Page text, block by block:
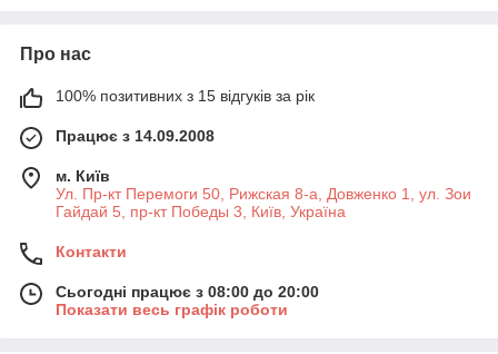
Про нас
100% позитивних з 15 відгуків за рік
Працює з 14.09.2008
м. Київ
Ул. Пр-кт Перемоги 50, Рижская 8-а, Довженко 1, ул. Зои
Гайдай 5, пр-кт Победы 3, Київ, Україна
Контакти
Сьогодні працює з 08:00 до 20:00
Показати весь графік роботи